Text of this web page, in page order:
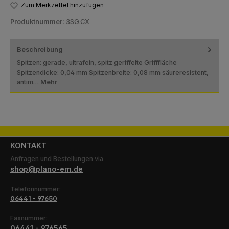
Zum Merkzettel hinzufügen
Produktnummer: 3SG.CX
Beschreibung
Spitzen: gerade, ultrafein, spitz geriffelte Grifffläche
Spitzendicke: 0,04 mm Spitzenbreite: 0,08 mm säureresistent,
antim… Mehr
KONTAKT
Anfragen und Bestellungen via
shop@plano-em.de
Telefonnummer:
06441 - 97650
Faxnummer: